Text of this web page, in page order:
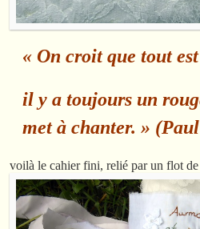
« On croit que tout
il y a toujours un
met à chanter. »
voilà le cahier fini, relié par un flot de